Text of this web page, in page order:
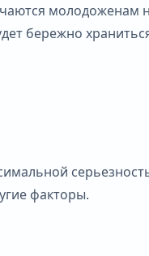
молодоженам
бережно
факторы.